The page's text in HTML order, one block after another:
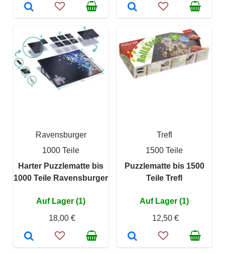
Ravensburger
1000 Teile
Harter Puzzlematte bis
1000 Teile Ravensburger
Auf Lager (1)
18,00 €
Trefl
1500 Teile
Puzzlematte bis 1500
Teile Trefl
Auf Lager (1)
12,50 €